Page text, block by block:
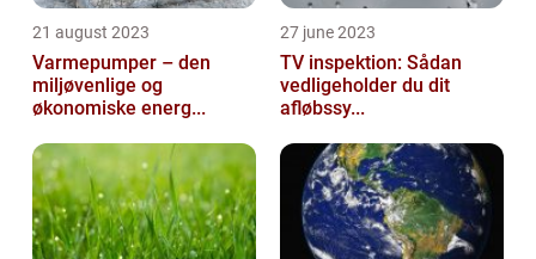
21 august 2023
Varmepumper – den
miljøvenlige og
økonomiske energ...
27 june 2023
TV inspektion: Sådan
vedligeholder du dit
afløbssy...